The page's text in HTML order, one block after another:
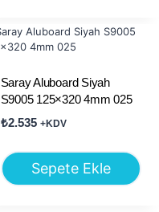
Saray Aluboard Siyah
S9005 125×320 4mm 025
₺2.535 +KDV
Sepete Ekle